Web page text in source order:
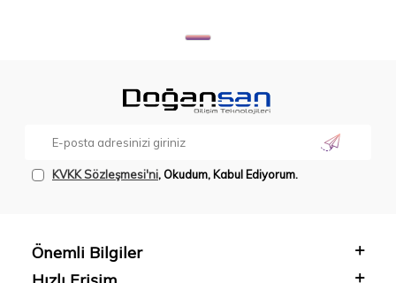
KVKK Sözleşmesi'ni, Okudum, Kabul Ediyorum.
Önemli Bilgiler